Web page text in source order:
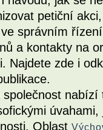
petiční
správním
a kontakty na
Najdete zde i
společnost
Oblast